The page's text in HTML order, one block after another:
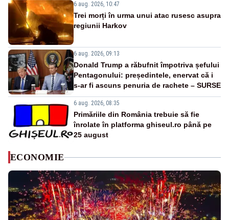
6 aug. 2026, 10:47
Trei morți în urma unui atac rusesc asupra
regiunii Harkov
6 aug. 2026, 09:13
Donald Trump a răbufnit împotriva șefului
Pentagonului: președintele, enervat că i
s-ar fi ascuns penuria de rachete – SURSE
6 aug. 2026, 08:35
Primăriile din România trebuie să fie
înrolate în platforma ghiseul.ro până pe
25 august
ECONOMIE